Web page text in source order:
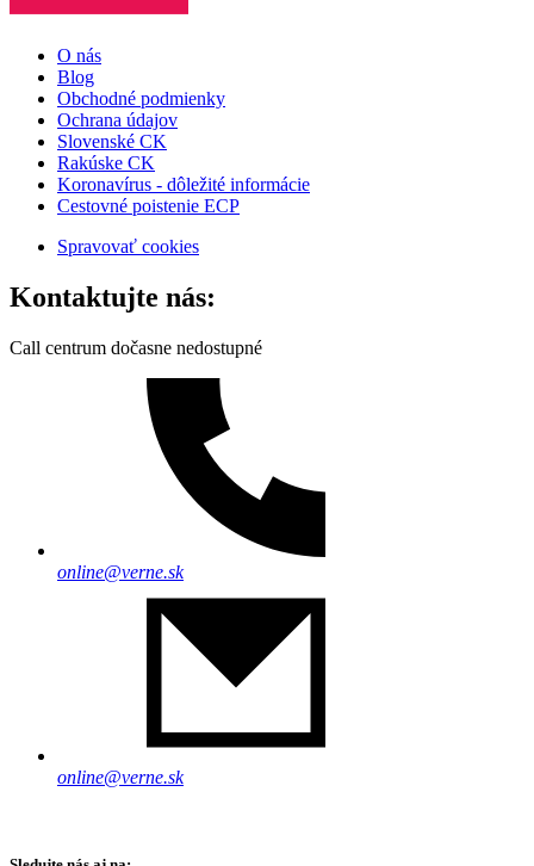
O nás
Blog
Obchodné podmienky
Ochrana údajov
Slovenské CK
Rakúske CK
Koronavírus - dôležité informácie
Cestovné poistenie ECP
Spravovať cookies
Kontaktujte nás:
Call centrum dočasne nedostupné
online@verne.sk
online@verne.sk